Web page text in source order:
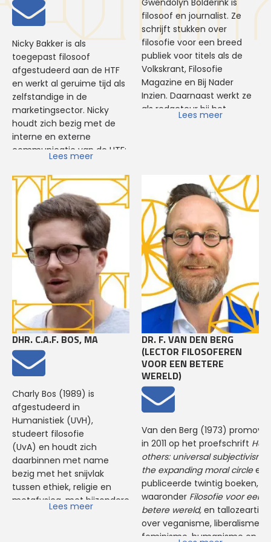
Nicky Bakker is als
toegepast filosoof
afgestudeerd aan de HTF
en werkt al geruime tijd als
zelfstandige in de
marketingsector. Nicky
houdt zich bezig met de
interne en externe
communicatie van de HTF:
van de website en sociale
media tot PR en huisstijl.
Daarnaast is ze mentor van
de studenten in de
propedeusefase en zie je
haar op open dagen,
symposia en andere HTF-
evenementen.
Lees meer
Gwendolyn Bolderink is
filosoof en journalist. Ze
schrijft stukken over
filosofie voor een breed
publiek voor titels als de
Volkskrant, Filosofie
Magazine en Bij Nader
Inzien. Daarnaast werkt ze
als redacteur bij het
promovendus verbonden
aan Universiteit Leiden. Bij
de HTF verzorgt Gwendolyn
de module Creatief
Schrijven.
Lees meer
DHR. C.A.F. BOS, MA
Charly Bos (1989) is
afgestudeerd in
Humanistiek (UVH),
studeert filosofie
(UvA) en houdt zich
daarbinnen met name
bezig met het snijvlak
tussen ethiek, religie en
metafysica, met bijzondere
aandacht voor
Lees meer
DR. F. VAN DEN BERG
(LECTOR FILOSOFEREN
VOOR EEN BETERE
WERELD)
Van den Berg (1973)
in 2011 op het proefschrift
others: universal subjectivism
the expanding moral circleen
publiceerde twintig boeken,
waaronder Filosofie voor een
betere wereld, en
over veganisme, liberalisme,
feminisme, humanisme en